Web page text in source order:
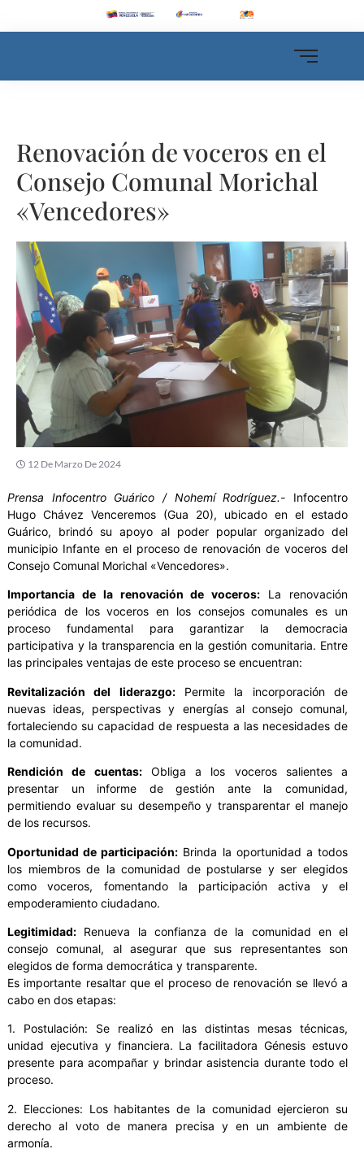
Renovación de voceros en el
Consejo Comunal Morichal
«Vencedores»
12 De Marzo De 2024
Prensa Infocentro Guárico / Nohemí Rodríguez.- Infocentro
Hugo Chávez Venceremos (Gua 20), ubicado en el estado
Guárico, brindó su apoyo al poder popular organizado del
municipio Infante en el proceso de renovación de voceros del
Consejo Comunal Morichal «Vencedores».
Importancia de la renovación de voceros: La renovación
periódica de los voceros en los consejos comunales es un
proceso fundamental para garantizar la democracia
participativa y la transparencia en la gestión comunitaria. Entre
las principales ventajas de este proceso se encuentran:
Revitalización del liderazgo:Permite la incorporación de
nuevas ideas, perspectivas y energías al consejo comunal,
fortaleciendo su capacidad de respuesta a las necesidades de
la comunidad.
Rendición de cuentas:Obliga a los voceros salientes a
presentar un informe de gestión ante la comunidad,
permitiendo evaluar su desempeño y transparentar el manejo
de los recursos.
Oportunidad de participación: Brinda la oportunidad a todos
los miembros de la comunidad de postularse y ser elegidos
como voceros, fomentando la participación activa y el
empoderamiento ciudadano.
Legitimidad: Renueva la confianza de la comunidad en el
consejo comunal, al asegurar que sus representantes son
elegidos de forma democrática y transparente.
Es importante resaltar que el proceso de renovación se llevó a
cabo en dos etapas:
1. Postulación: Se realizó en las distintas mesas técnicas,
unidad ejecutiva y financiera. La facilitadora Génesis estuvo
presente para acompañar y brindar asistencia durante todo el
proceso.
2. Elecciones: Los habitantes de la comunidad ejercieron su
derecho al voto de manera precisa y en un ambiente de
armonía.